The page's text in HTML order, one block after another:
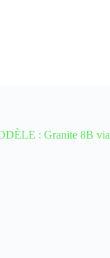
: Granite 8B via